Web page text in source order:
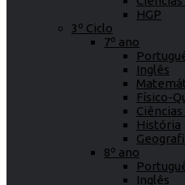
HGP
3º Ciclo
7º ano
Inglês
Físico-
História
8º ano
Inglês